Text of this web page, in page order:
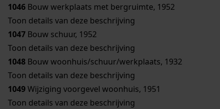
1046 Bouw werkplaats met bergruimte, 1952
Toon details van deze beschrijving
1047 Bouw schuur, 1952
Toon details van deze beschrijving
1048 Bouw woonhuis/schuur/werkplaats, 1932
Toon details van deze beschrijving
1049Wijziging voorgevel woonhuis, 1951
Toon details van deze beschrijving